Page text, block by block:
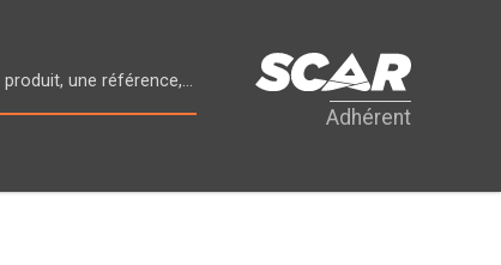
Adhérent